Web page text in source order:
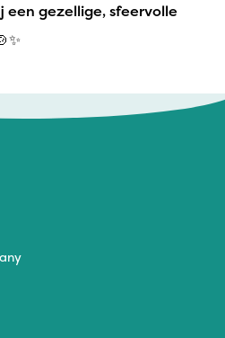
een gezellige, sfeervolle